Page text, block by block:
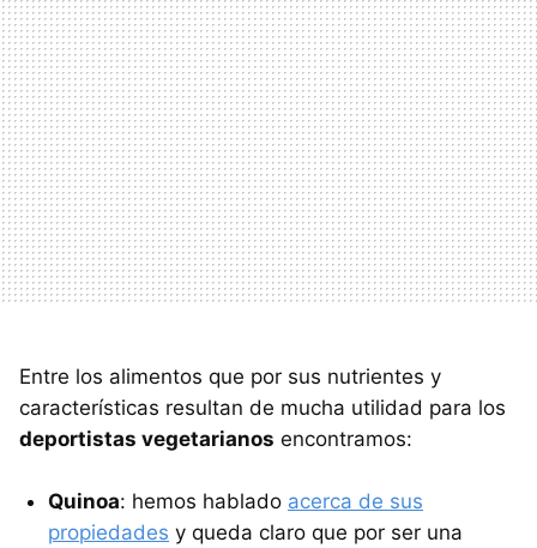
Entre los alimentos que por sus nutrientes y
características resultan de mucha utilidad para los
deportistas vegetarianos encontramos:
Quinoa: hemos hablado acerca de sus
propiedades y queda claro que por ser una